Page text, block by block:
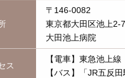
〒146-0082
東京都大田区池上2-
大田池上病院
ス
【電車】東急池上
【バス】「JR五反